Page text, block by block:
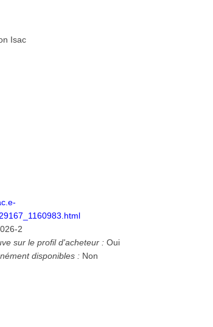
Isac
2
sur le profil d'acheteur : Oui
disponibles : Non